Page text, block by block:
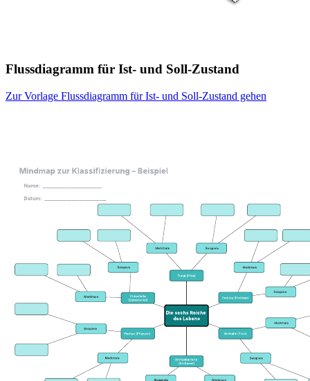
Flussdiagramm für Ist- und Soll-Zustand
Zur Vorlage Flussdiagramm für Ist- und Soll-Zustand gehen